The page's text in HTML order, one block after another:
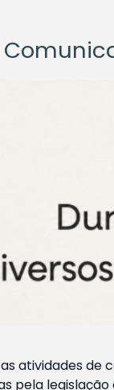
atividades
pela legislação